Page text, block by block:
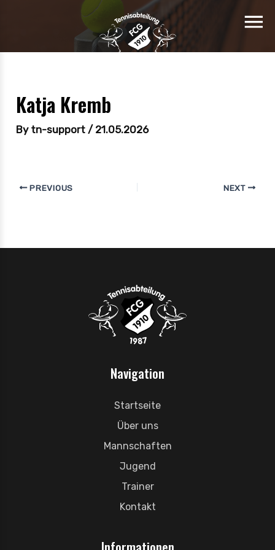
Katja Kremb
By tn-support / 21.05.2026
PREVIOUS NEXT
Navigation
Startseite
Über uns
Mannschaften
Jugend
Trainer
Kontakt